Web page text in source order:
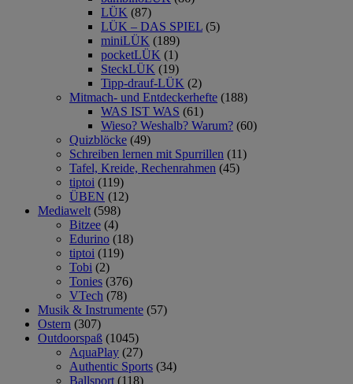
LÜK (87)
LÜK – DAS SPIEL (5)
miniLÜK (189)
pocketLÜK (1)
SteckLÜK (19)
Tipp-drauf-LÜK (2)
Mitmach- und Entdeckerhefte (188)
WAS IST WAS (61)
Wieso? Weshalb? Warum? (60)
Quizblöcke (49)
Schreiben lernen mit Spurrillen (11)
Tafel, Kreide, Rechenrahmen (45)
tiptoi (119)
ÜBEN (12)
Mediawelt (598)
Bitzee (4)
Edurino (18)
tiptoi (119)
Tobi (2)
Tonies (376)
VTech (78)
Musik & Instrumente (57)
Ostern (307)
Outdoorspaß (1045)
AquaPlay (27)
Authentic Sports (34)
Ballsport (118)